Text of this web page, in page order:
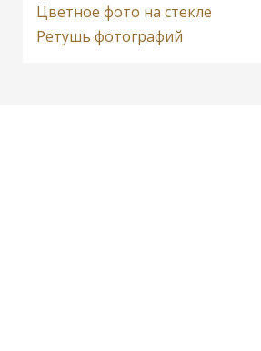
Цветное фото на стекле
Ретушь фотографий